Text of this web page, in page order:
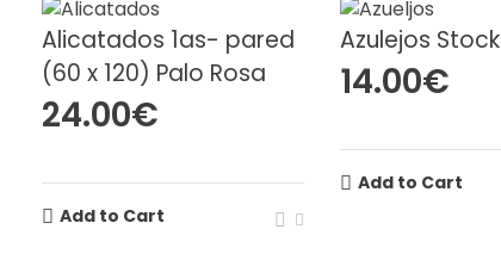
Alicatados 1as- pared
(60 x 120) Palo Rosa
24.00€
Add to Cart
Azulejos Stock
14.00€
Add to Cart